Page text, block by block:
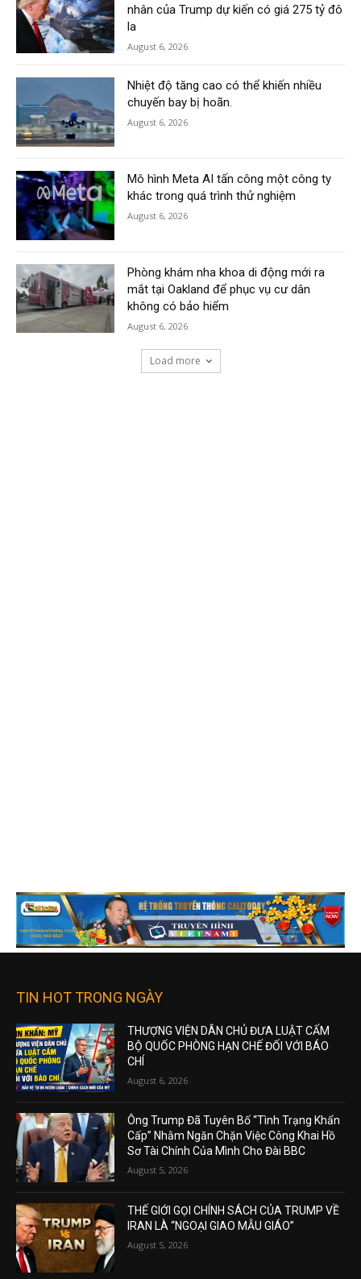
nhân của Trump dự kiến có giá 275 tỷ đô
la
August 6, 2026
Nhiệt độ tăng cao có thể khiến nhiều
chuyến bay bị hoãn.
August 6, 2026
Mô hình Meta AI tấn công một công ty
khác trong quá trình thử nghiệm
August 6, 2026
Phòng khám nha khoa di động mới ra
mắt tại Oakland để phục vụ cư dân
không có bảo hiểm
August 6, 2026
Load more
TIN HOT TRONG NGÀY
THƯỢNG VIỆN DÂN CHỦ ĐƯA LUẬT CẤM
BỘ QUỐC PHÒNG HẠN CHẾ ĐỐI VỚI BÁO
CHÍ
August 6, 2026
Ông Trump Đã Tuyên Bố “Tình Trạng Khẩn
Cấp” Nhằm Ngăn Chặn Việc Công Khai Hồ
Sơ Tài Chính Của Mình Cho Đài BBC
August 5, 2026
THẾ GIỚI GỌI CHÍNH SÁCH CỦA TRUMP VỀ
IRAN LÀ “NGOẠI GIAO MẪU GIÁO”
August 5, 2026